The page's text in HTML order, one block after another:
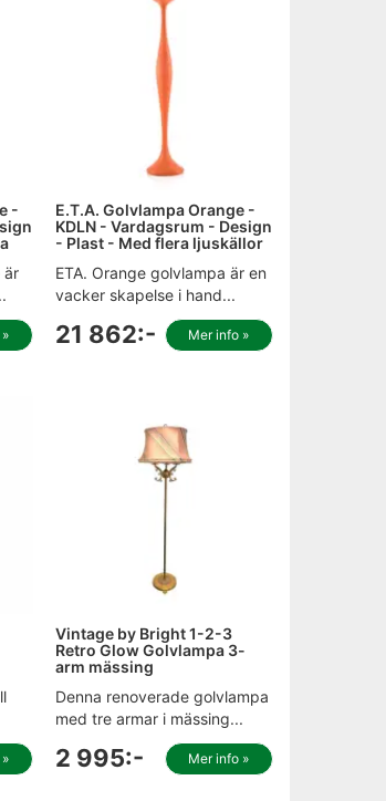
-
är
E.T.A. Golvlampa Orange -
KDLN - Vardagsrum - Design
- Plast - Med flera ljuskällor
ETA. Orange golvlampa är en
vacker skapelse i hand...
21 862:- Mer info »
Vintage by Bright 1-2-3
Retro Glow Golvlampa 3-
arm mässing
Denna renoverade golvlampa
med tre armar i mässing...
2 995:- Mer info »